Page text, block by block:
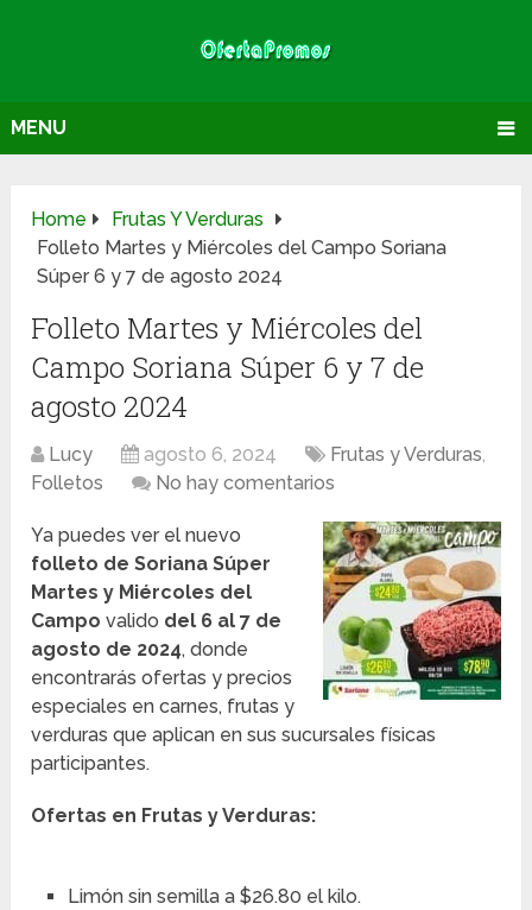
MENU
Home
Frutas Y Verduras
Folleto Martes y Miércoles del Campo Soriana
Súper 6 y 7 de agosto 2024
Folleto Martes y Miércoles del
Campo Soriana Súper 6 y 7 de
agosto 2024
Lucy agosto 6, 2024 Frutas y Verduras,
Folletos
No hay comentarios
Ya puedes ver el nuevo
folleto de Soriana Súper
Martes y Miércoles del
Campovalido del 6 al 7 de
agosto de 2024, donde
encontrarás ofertas y precios
especiales en carnes, frutas y
verduras que aplican en sus sucursales físicas
participantes.
Ofertas en Frutas y Verduras:
Limón sin semilla a $26.80 el kilo.